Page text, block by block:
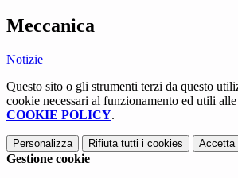
Meccanica
Notizie
Questo sito o gli strumenti terzi da questo
cookie necessari al funzionamento ed utili
COOKIE POLICY.
Personalizza Rifiuta tutti i cookies Accetta
Gestione cookie